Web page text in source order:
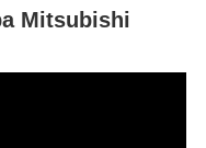
Mitsubishi